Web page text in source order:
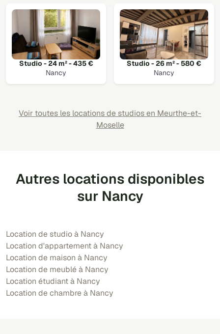
Studio - 24 m² - 435 €
Nancy
Studio - 26 m² - 580 €
Nancy
Voir toutes les locations de studios en Meurthe-et-
Moselle
Autres locations disponibles
sur Nancy
Location de studio à Nancy
Location d'appartement à Nancy
Location de maison à Nancy
Location de meublé à Nancy
Location étudiant à Nancy
Location de chambre à Nancy